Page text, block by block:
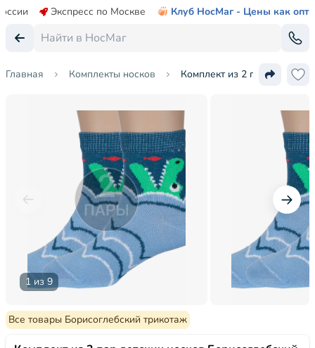
Экспресс по Москве Клуб НосМаг - Цены как опт
Главная Комплекты носков Комплект из 2 пар детских
1 из 9
Все товары Борисоглебский трикотаж